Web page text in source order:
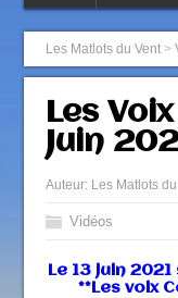
Les Matlots du Vent >
Les
Juin
Auteur: Les Matlots
Vidéos
Le 13 juin
**Les voix